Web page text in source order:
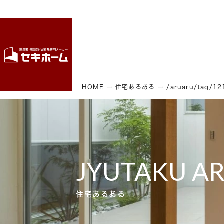
HOME 住宅あるある /aruaru/tag/
JYUTAKU
住宅あるある